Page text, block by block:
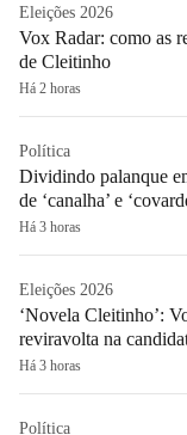
Eleições 2026
Vox Radar: como as
de Cleitinho
Há 2 horas
Política
Dividindo palanque
de ‘canalha’ e
Há 3 horas
Eleições 2026
‘Novela Cleitinho’:
reviravolta na
Há 3 horas
Política